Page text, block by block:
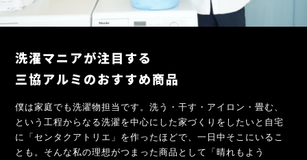
洗濯マニアが注目する
三協アルミのおすすめ商品
僕は家庭でも洗濯物担当です。洗う・干す・アイロン・畳む、
という工程からなる洗濯を中心にした家づくりをしたいと自宅
に「センタクアトリエ」を作ったほどで、一日中そこにいるこ
とも。そんな私の理想がつまった商品として「晴れもよう